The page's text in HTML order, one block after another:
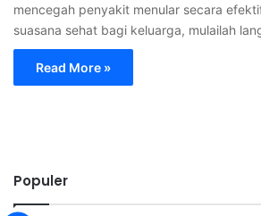
mencegah penyakit menular secara
suasana sehat bagi keluarga, mulailah
Read More »
Populer